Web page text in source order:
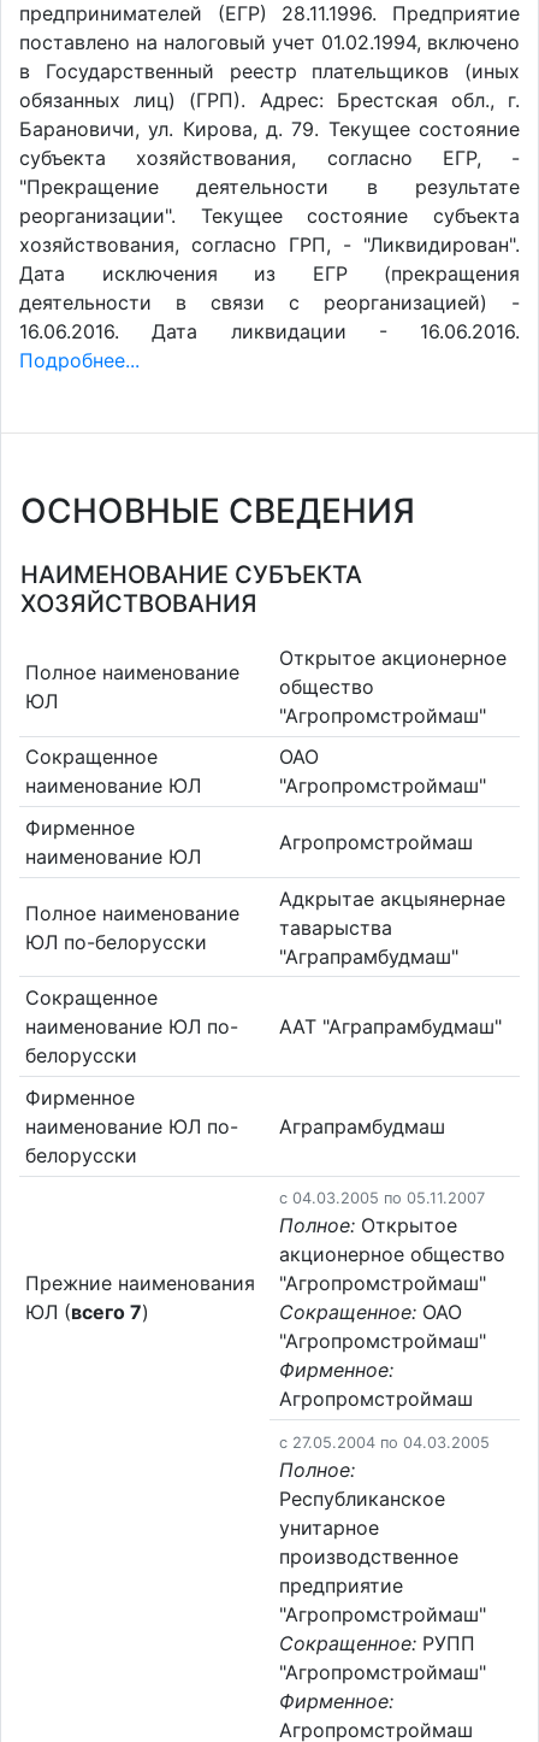
предпринимателей (ЕГР) 28.11.1996. Предприятие
поставлено на налоговый учет 01.02.1994, включено
в Государственный реестр плательщиков (иных
обязанных лиц) (ГРП). Адрес: Брестская обл., г.
Барановичи, ул. Кирова, д. 79. Текущее состояние
субъекта хозяйствования, согласно ЕГР, -
"Прекращение деятельности в результате
реорганизации". Текущее состояние субъекта
хозяйствования, согласно ГРП, - "Ликвидирован".
Дата исключения из ЕГР (прекращения
деятельности в связи с реорганизацией) -
16.06.2016. Дата ликвидации - 16.06.2016.
Подробнее...
ОСНОВНЫЕ СВЕДЕНИЯ
НАИМЕНОВАНИЕ СУБЪЕКТА
ХОЗЯЙСТВОВАНИЯ
Полное наименование
ЮЛ
Открытое акционерное
общество
"Агропромстроймаш"
Сокращенное
наименование ЮЛ
ОАО
"Агропромстроймаш"
Фирменное
наименование ЮЛ
Агропромстроймаш
Полное наименование
ЮЛ по-белорусски
Адкрытае акцыянернае
таварыства
"Аграпрамбудмаш"
Сокращенное
наименование ЮЛ по-
белорусски
ААТ "Аграпрамбудмаш"
Фирменное
наименование ЮЛ по-
белорусски
Аграпрамбудмаш
Прежние наименования
ЮЛ (всего 7)
c 04.03.2005 по 05.11.2007
Полное: Открытое
акционерное общество
"Агропромстроймаш"
Сокращенное: ОАО
"Агропромстроймаш"
Фирменное:
Агропромстроймаш
c 27.05.2004 по 04.03.2005
Полное:
Республиканское
унитарное
производственное
предприятие
"Агропромстроймаш"
Сокращенное: РУПП
"Агропромстроймаш"
Фирменное:
Агропромстроймаш